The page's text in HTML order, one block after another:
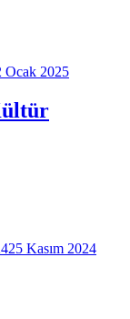
Ocak 2025
25 Kasım 2024